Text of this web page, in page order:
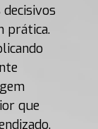
prática.
que